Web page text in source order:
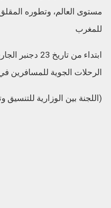
مستوى العالم، وتطوره
للمغرب
ابتداء من
الرحلات الجوية للمسافرين
(اللجنة بين الوزارية للتنسيق